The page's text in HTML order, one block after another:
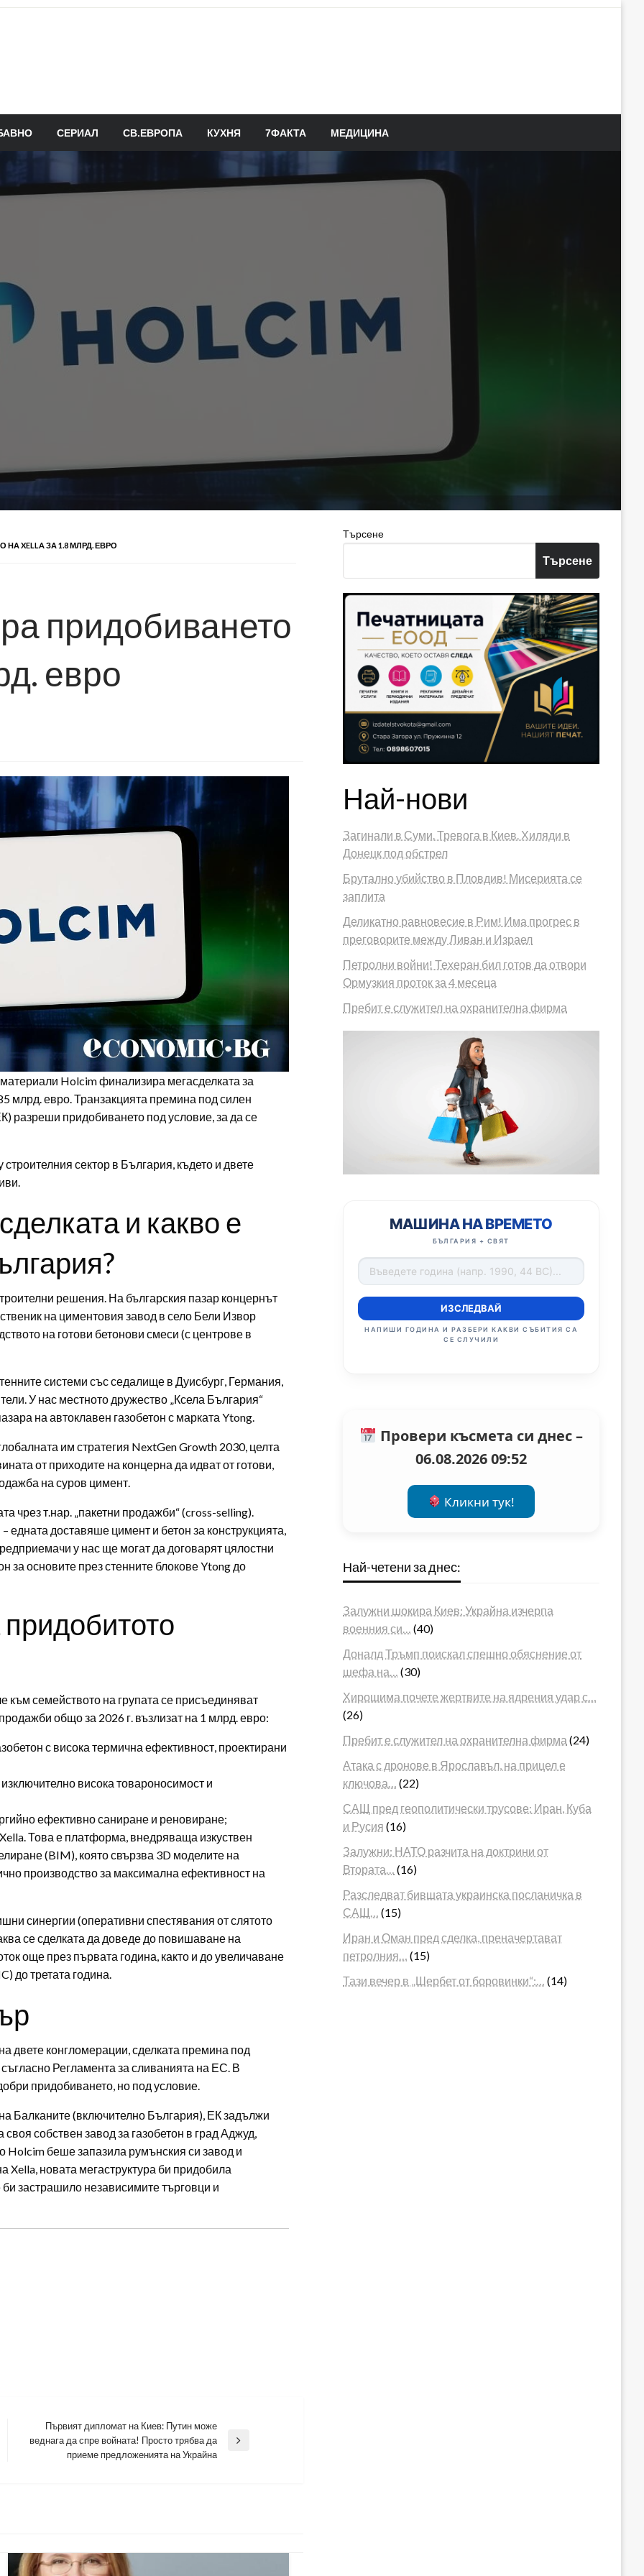
СЕРИАЛ СВ.ЕВРОПА КУХНЯ 7ФАКТА МЕДИЦИНА
XELLA ЗА 1.8 МЛРД. ЕВРО
придобиването
евро
Holcim финализира мегасделката за
млрд. евро. Транзакцията премина под силен
разреши придобиването под условие, за да се
сектор в България, където и двете
и какво е
решения. На българския пазар концернът
на циментовия завод в село Бели Извор
на готови бетонови смеси (с центрове в
системи със седалище в Дуисбург, Германия,
У нас местното дружество „Ксела България“
на автоклавен газобетон с марката Ytong.
им стратегия NextGen Growth 2030, целта
от приходите на концерна да идват от готови,
на суров цимент.
чрез т.нар. „пакетни продажби“ (cross-selling).
доставяше цимент и бетон за конструкцията,
у нас ще могат да договарят цялостни
за основите през стенните блокове Ytong до
към семейството на групата се присъединяват
общо за 2026 г. възлизат на 1 млрд. евро:
с висока термична ефективност, проектирани
висока товароносимост и
ефективно саниране и реновиране;
Това е платформа, внедряваща изкуствен
(BIM), която свързва 3D моделите на
производство за максимална ефективност на
синергии (оперативни спестявания от слятото
се сделката да доведе до повишаване на
още през първата година, както и до увеличаване
до третата година.
двете конгломерации, сделката премина под
Регламента за сливанията на ЕС. В
придобиването, но под условие.
Балканите (включително България), ЕК задължи
собствен завод за газобетон в град Аджуд,
беше запазила румънския си завод и
новата мегаструктура би придобила
застрашило независимите търговци и
Next
Първият дипломат на Киев: Путин може
веднага да спре войната! Просто трябва да
приеме предложенията на Украйна
Търсене
Търсене
Най-нови
Загинали в Суми. Тревога в Киев. Хиляди в
Донецк под обстрел
Брутално убийство в Пловдив! Мисерията се
заплита
Деликатно равновесие в Рим! Има прогрес в
преговорите между Ливан и Израел
Петролни войни! Техеран бил готов да отвори
Ормузкия проток за 4 месеца
Пребит е служител на охранителна фирма
МАШИНА НА ВРЕМЕТО
БЪЛГАРИЯ + СВЯТ
ИЗСЛЕДВАЙ
НАПИШИ ГОДИНА И РАЗБЕРИ КАКВИ СЪБИТИЯ СА
СЕ СЛУЧИЛИ
Провери късмета си днес –
06.08.2026 09:52
Кликни тук!
Най-четени за днес:
Залужни шокира Киев: Украйна изчерпа
военния си…
(40)
Доналд Тръмп поискал спешно обяснение от
шефа на…
(30)
Хирошима почете жертвите на ядрения удар с…
(26)
Пребит е служител на охранителна фирма (24)
Атака с дронове в Ярославъл, на прицел е
ключова…
(22)
САЩ пред геополитически трусове: Иран, Куба
и Русия (16)
Залужни: НАТО разчита на доктрини от
Втората…
(16)
Разследват бившата украинска посланичка в
САЩ…
(15)
Иран и Оман пред сделка, преначертават
петролния…
(15)
Тази вечер в „Шербет от боровинки“:…
(14)